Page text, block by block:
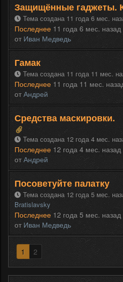
Защищённые гаджеты.
Тема создана 11 года 6 мес.
Последнее 11 года 6 мес. назад
от Иван Медведь
Гамак
Тема создана 11 года 11 мес.
Последнее 11 года 11 мес.
от Андрей
Средства маскировки.
Тема создана 12 года 4 мес.
Последнее 12 года 4 мес. назад
от Андрей
Посоветуйте палатку
Тема создана 12 года 5 мес.
Bratislavsky
Последнее 12 года 5 мес. назад
от Иван Медведь
1 2